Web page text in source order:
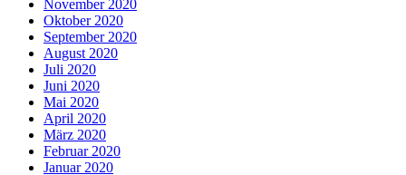
November 2020
Oktober 2020
September 2020
August 2020
Juli 2020
Juni 2020
Mai 2020
April 2020
März 2020
Februar 2020
Januar 2020